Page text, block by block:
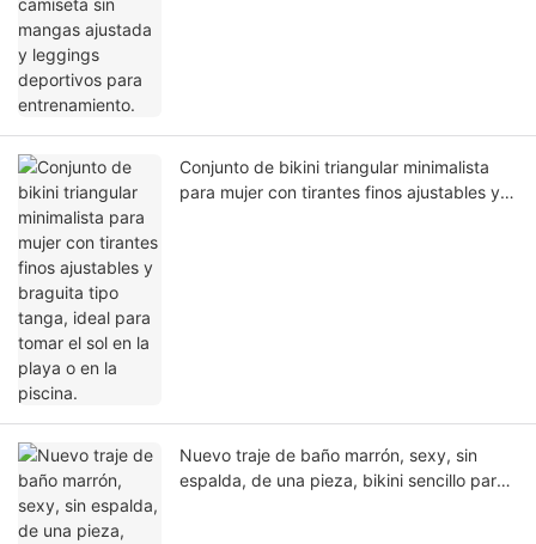
Conjunto de bikini triangular minimalista
para mujer con tirantes finos ajustables y
Nuevo traje de baño marrón, sexy, sin
espalda, de una pieza, bikini sencillo para